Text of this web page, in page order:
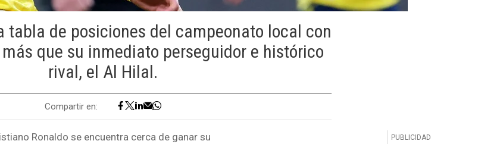
tabla de posiciones del campeonato local con
que su inmediato perseguidor e histórico
rival, el Al Hilal.
Compartir en:
Ronaldo se encuentra cerca de ganar su